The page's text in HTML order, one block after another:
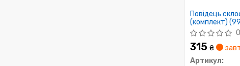
Повідець
(комплект)
315 ₴
Артикул: